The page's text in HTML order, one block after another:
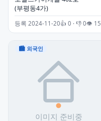
(부평동4가)
등록 2024-11-20👍 0 · 👎 0👁 15
🏙 외국인